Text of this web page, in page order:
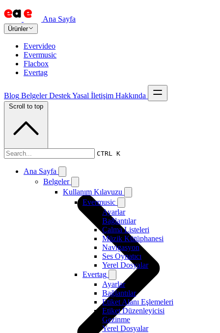
Ana Sayfa
Ürünler
Evervideo
Evermusic
Flacbox
Evertag
Blog Belgeler DestekYasal İletişim Hakkında
CTRL K
Ana Sayfa
Belgeler
Kullanım Kılavuzu
Evermusic
Ayarlar
Bağlantılar
Çalma Listeleri
Müzik Kütüphanesi
Navigasyon
Ses Oynatıcı
Yerel Dosyalar
Evertag
Ayarlar
Bağlantılar
Etiket Alanı Eşlemeleri
Etiket Düzenleyicisi
Gezinme
Yerel Dosyalar
Scroll to top
Belgeler